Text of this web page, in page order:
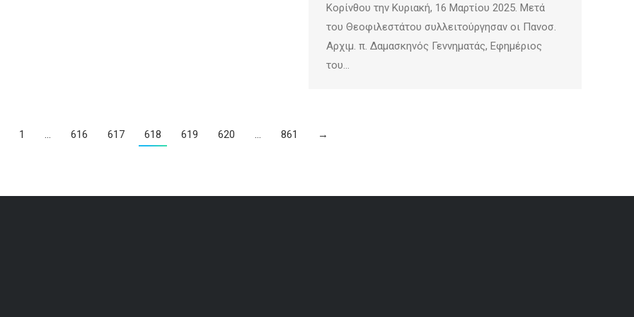
Κορίνθου την Κυριακή, 16 Μαρτίου 2025. Μετά
του Θεοφιλεστάτου συλλειτούργησαν οι Πανοσ.
Αρχιμ. π. Δαμασκηνός Γεννηματάς, Εφημέριος
του…
1 … 616 617 618 619 620 … 861 →